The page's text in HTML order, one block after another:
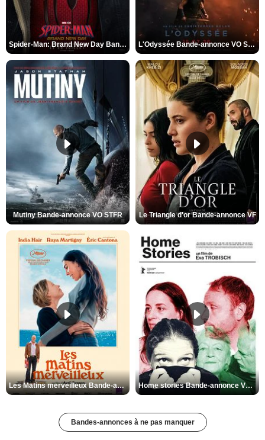
Spider-Man: Brand New Day Bande-annonce VO STFR L'Odyssée Bande-annonce VO STFR
Mutiny Bande-annonce VO STFR Le Triangle d'or Bande-annonce VF
Les Matins merveilleux Bande-annonce VF Home stories Bande-annonce VO STFR
Bandes-annonces à ne pas manquer